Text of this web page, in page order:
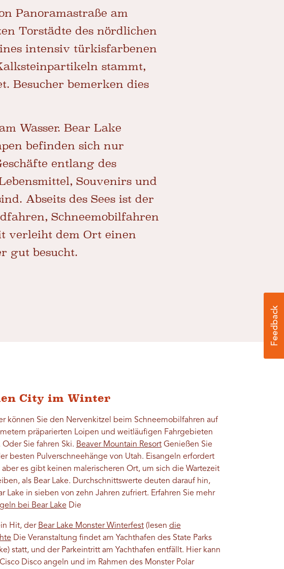
Panoramastraße am
Torstädte des nördlichen
intensiv türkisfarbenen
stammt,
Besucher bemerken dies
Wasser. Bear Lake
befinden sich nur
entlang des
Souvenirs und
Abseits des Sees ist der
Schneemobilfahren
verleiht dem Ort einen
gut besucht.
City im Winter
können Sie den Nervenkitzel beim Schneemobilfahren auf
präparierten Loipen und weitläufigen Fahrgebieten
Sie fahren Ski. Beaver Mountain ResortGenießen Sie
besten Pulverschneehänge von Utah. Eisangeln erfordert
es gibt keinen malerischeren Ort, um sich die Wartezeit
als Bear Lake. Durchschnittswerte deuten darauf hin,
Lake in sieben von zehn Jahren zufriert. Erfahren Sie mehr
bei Bear Lake Die
Hit, der Bear Lake Monster Winterfest(lesen die
Die Veranstaltung findet am Yachthafen des State Parks
statt, und der Parkeintritt am Yachthafen entfällt. Hier kann
Disco angeln und im Rahmen des Monster Polar